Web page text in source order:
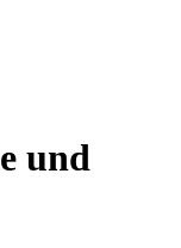
und